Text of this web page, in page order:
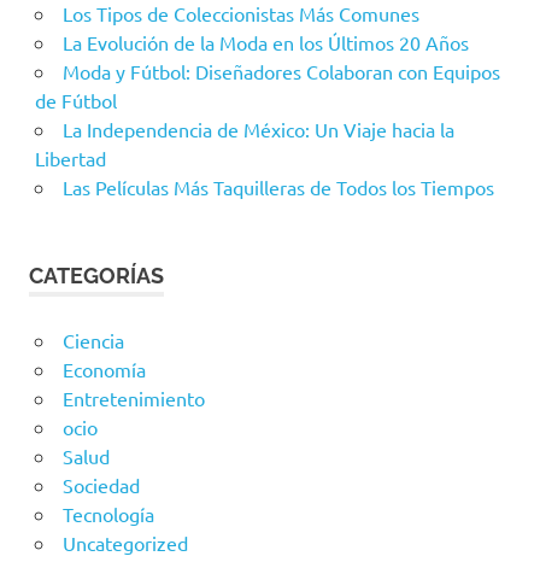
Los Tipos de Coleccionistas Más Comunes
La Evolución de la Moda en los Últimos 20 Años
Moda y Fútbol: Diseñadores Colaboran con Equipos
de Fútbol
La Independencia de México: Un Viaje hacia la
Libertad
Las Películas Más Taquilleras de Todos los Tiempos
CATEGORÍAS
Ciencia
Economía
Entretenimiento
ocio
Salud
Sociedad
Tecnología
Uncategorized